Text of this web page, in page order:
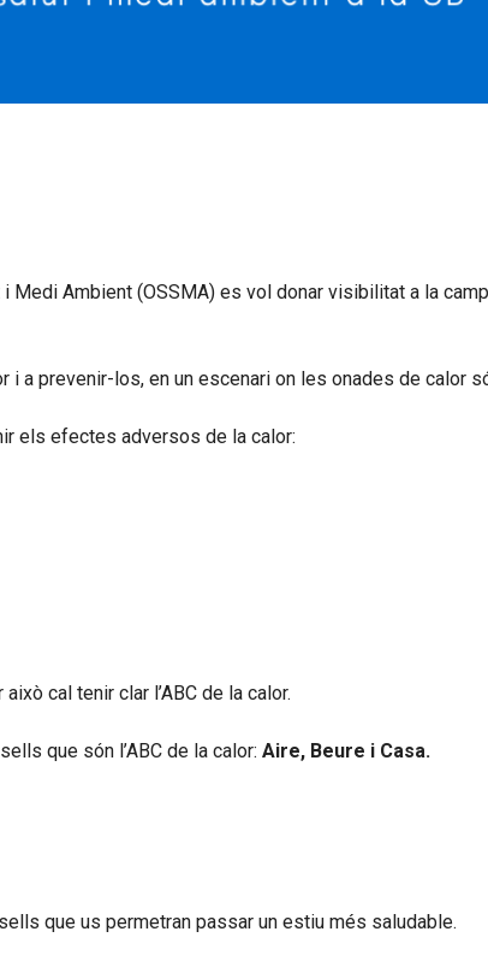
Ambient (OSSMA) es vol donar visibilitat a la
a prevenir-los, en un escenari on les onades de calor
els efectes adversos de la calor:
cal tenir clar l’ABC de la calor.
que són l’ABC de la calor: Aire, Beure i Casa.
que us permetran passar un estiu més saludable.